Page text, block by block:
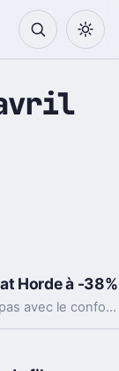
culture
Horde à -38%
Le clavier gaming Roccat Horde qui ne rigole pas avec le confort et la vitesse de frappe profite d'une réduction de 30 euros sur Fnac.